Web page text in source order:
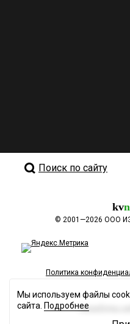
Поиск по сайту
kv
© 2001—2026 ООО
Политика
Разработка
Мы используем файлы
сайта. Подробнее